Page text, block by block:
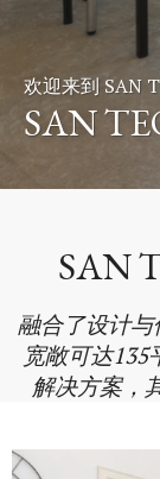
欢迎来到 SAN
SAN
SAN
融合了设计
宽敞可达
解决方案，